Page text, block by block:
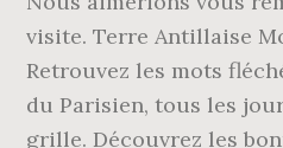
visite. Terre Antillaise
Retrouvez les mots
du Parisien, tous les
grille. Découvrez les